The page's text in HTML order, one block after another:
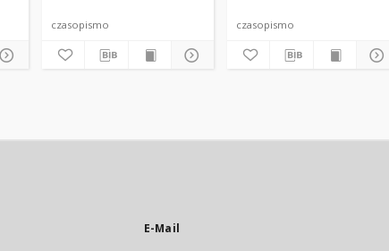
czasopismo czasopismo
E-Mail